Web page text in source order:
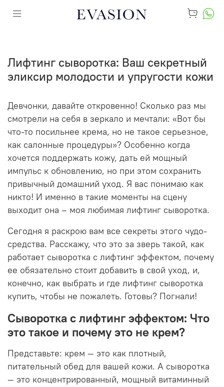
Лифтинг сыворотка: Ваш секретный
эликсир молодости и упругости кожи
Девчонки, давайте откровенно! Сколько раз мы
смотрели на себя в зеркало и мечтали: «Вот бы
что-то посильнее крема, но не такое серьезное,
как салонные процедуры»? Особенно когда
хочется поддержать кожу, дать ей мощный
импульс к обновлению, но при этом сохранить
привычный домашний уход. Я вас понимаю как
никто! И именно в такие моменты на сцену
выходит она – моя любимая лифтинг сыворотка.
Сегодня я раскрою вам все секреты этого чудо-
средства. Расскажу, что это за зверь такой, как
работает сыворотка с лифтинг эффектом, почему
ее обязательно стоит добавить в свой уход, и,
конечно, как выбрать и где лифтинг сыворотка
купить, чтобы не пожалеть. Готовы? Погнали!
Сыворотка с лифтинг эффектом: Что
это такое и почему это не крем?
Представьте: крем — это как плотный,
питательный обед для вашей кожи. А сыворотка
— это концентрированный, мощный витаминный